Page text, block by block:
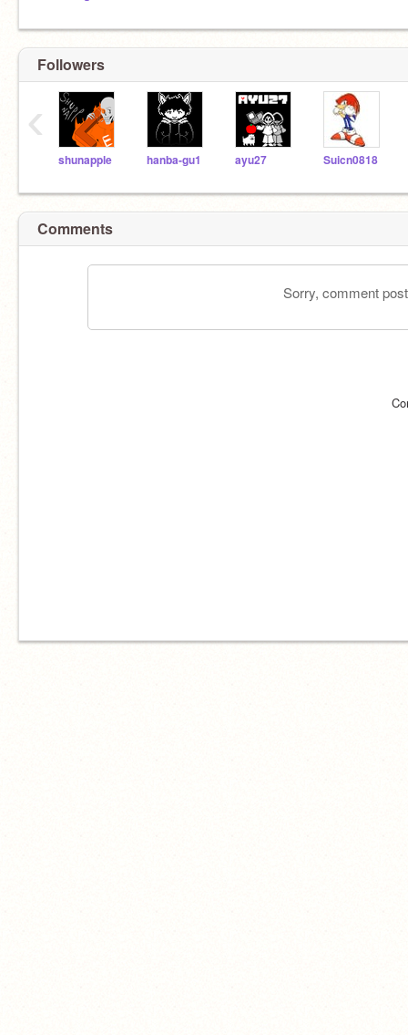
Followers
shunapple hanba-gu1 ayu27 Suicn0818
‹
Comments
Sorry, comment